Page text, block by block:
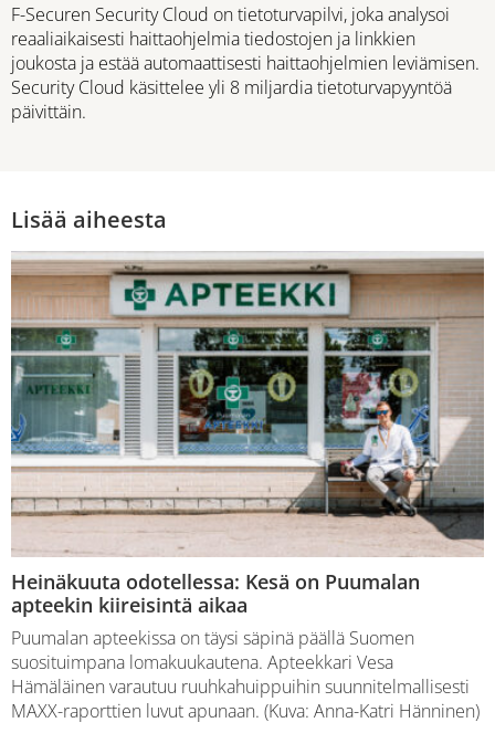
F-Securen Security Cloud on tietoturvapilvi, joka analysoi
reaaliaikaisesti haittaohjelmia tiedostojen ja linkkien
joukosta ja estää automaattisesti haittaohjelmien leviämisen.
Security Cloud käsittelee yli 8 miljardia tietoturvapyyntöä
päivittäin.
Lisää aiheesta
Heinäkuuta odotellessa: Kesä on Puumalan
apteekin kiireisintä aikaa
Puumalan apteekissa on täysi säpinä päällä Suomen
suosituimpana lomakuukautena. Apteekkari Vesa
Hämäläinen varautuu ruuhkahuippuihin suunnitelmallisesti
MAXX-raporttien luvut apunaan. (Kuva: Anna-Katri Hänninen)